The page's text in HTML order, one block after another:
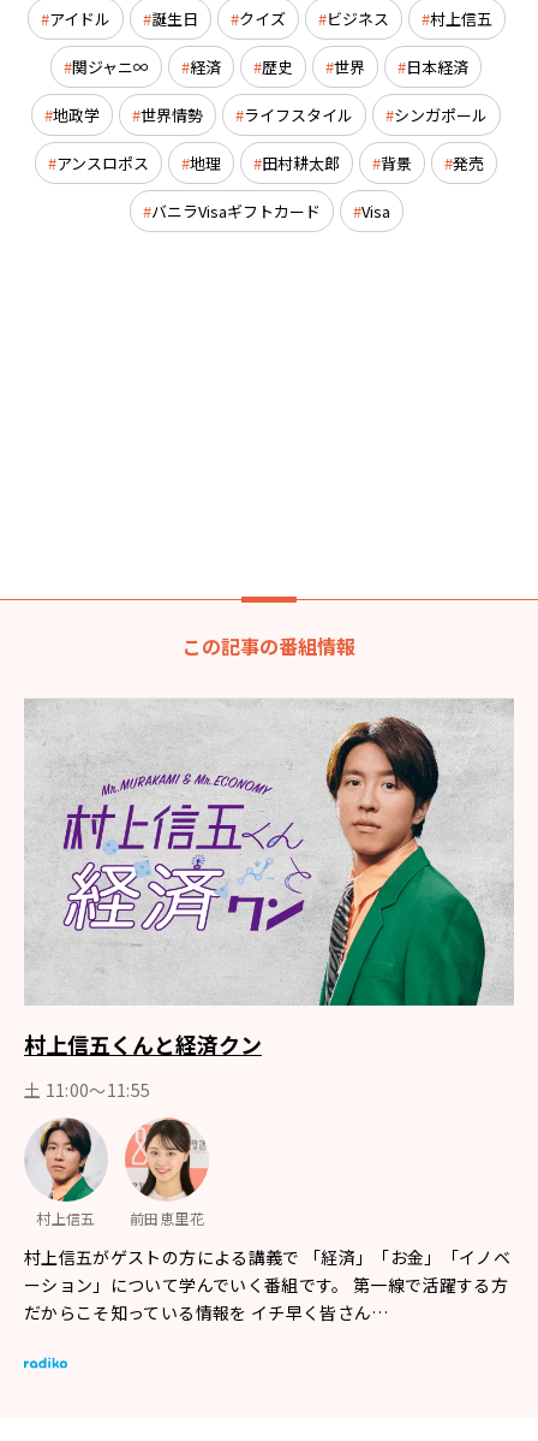
アイドル 誕生日 クイズ ビジネス 村上信五
関ジャニ∞ 経済 歴史 世界 日本経済
地政学 世界情勢 ライフスタイル シンガポール
アンスロポス 地理 田村耕太郎 背景 発売
バニラVisaギフトカード Visa
この記事の番組情報
村上信五くんと経済クン
土 11:00～11:55
村上信五 前田恵里花
村上信五がゲストの方による講義で 「経済」「お金」「イノベ
ーション」について学んでいく番組です。 第一線で活躍する方
だからこそ知っている情報を イチ早く皆さん…